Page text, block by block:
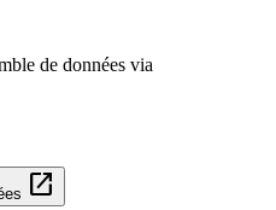
de données via
open_in_new